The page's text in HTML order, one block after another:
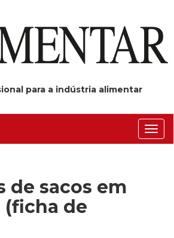
para a indústria alimentar
de sacos em
de